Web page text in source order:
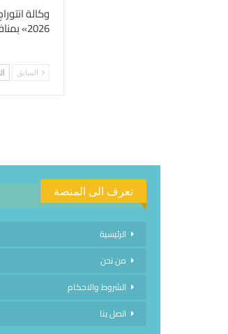
وكالة
2026» بمنافسة ضمت 1405 مشاركة عالمية
السابق
تعرف الى المنصة
الرئيسية
من نحن
الشروط والاحكام
اتصل بنا